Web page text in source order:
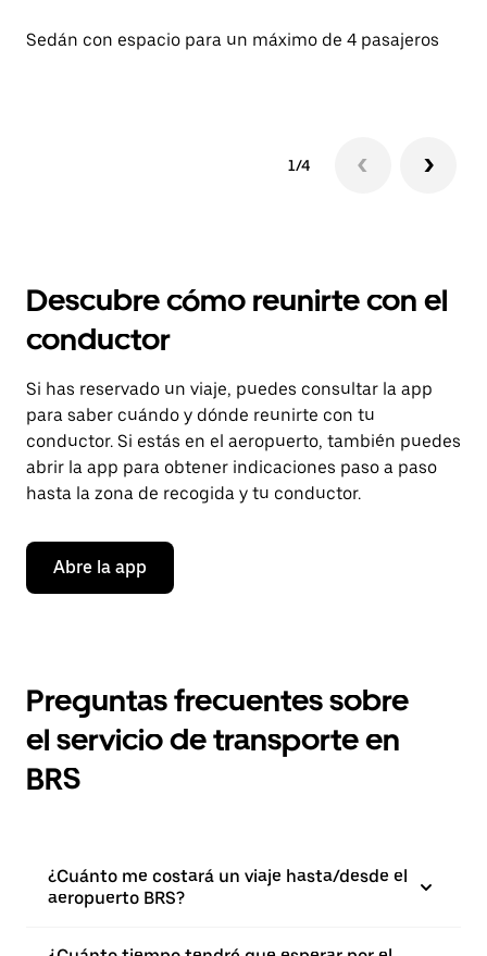
Sedán con espacio para un máximo de 4 pasajeros
1/4
Descubre cómo reunirte con el
conductor
Si has reservado un viaje, puedes consultar la app
para saber cuándo y dónde reunirte con tu
conductor. Si estás en el aeropuerto, también puedes
abrir la app para obtener indicaciones paso a paso
hasta la zona de recogida y tu conductor.
Abre la app
Preguntas frecuentes sobre
el servicio de transporte en
BRS
¿Cuánto me costará un viaje hasta/desde el
aeropuerto BRS?